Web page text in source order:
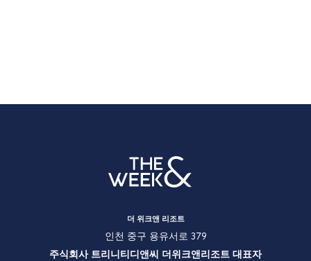
더 위크앤 리조트
인천 중구 용유서로 379
주식회사 트리니티디앤씨 더위크앤리조트 대표자